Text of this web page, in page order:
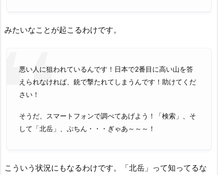
みたいなことが起こるわけです。
悪い人に狙われているんです！日本で2番目に高い山を答
えられなければ、銃で撃たれてしまうんです！助けてくだ
さい！
そうだ、スマートフォンで調べてあげよう！「検索」、そ
して「北岳」、ぷちん・・・ぎゃあ～～～！
こういう状況にもなるわけです。「北岳」って知ってるな